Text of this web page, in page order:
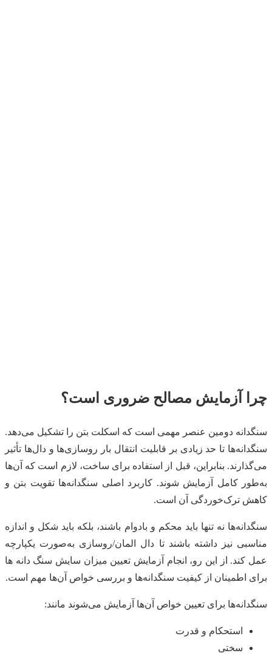
چرا آزمایش مصالح ضروری است؟
سنگدانه دومین عنصر مهمی است که اسکلت بتن را تشکیل می‌دهد.
سنگدانه‌ها تا حد زیادی بر قابلیت انتقال بار روسازی‌ها و دال‌ها تأثیر
می‌گذارند. بنابراین، قبل از استفاده برای ساخت، لازم است که آن‌ها
به‌طور کامل آزمایش شوند. کاربرد اصلی سنگدانه‌ها تقویت بتن و
کاهش ترک‌خوردگی آن است.
سنگدانه‌ها نه تنها باید محکم و بادوام باشند، بلکه باید شکل و اندازه
مناسبی نیز داشته باشند تا دال المان/روسازی به‌صورت یکپارچه
عمل کند. از این رو، انجام آزمایش تعیین میزان سایش سنگ دانه ها
برای اطمینان از کیفیت سنگدانه‌ها و بررسی خواص آن‌ها مهم است.
سنگدانه‌ها برای تعیین خواص آن‌ها آزمایش می‌شوند مانند:
استحکام و قدرت
سختی